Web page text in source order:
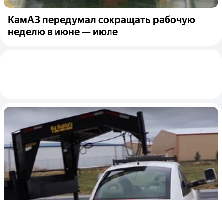
КамАЗ передумал сокращать рабочую
неделю в июне — июле